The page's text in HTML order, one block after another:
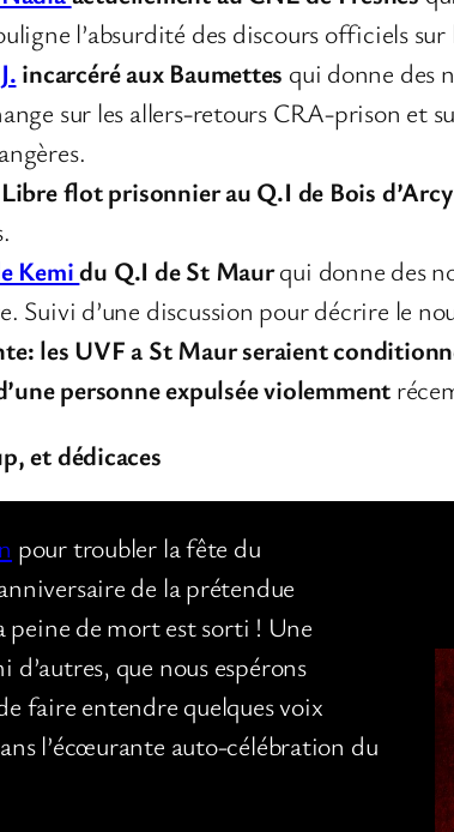
l’absurdité des discours officiels
incarcéré aux Baumettes qui donne des
sur les allers-retours CRA-prison et
flot prisonnier au Q.I de Bois d’Arcy
Kemidu Q.I de St Maurqui donne des
Suivi d’une discussion pour décrire le
les UVF a St Maur seraient
personne expulsée violemment
et dédicaces
pour troubler la fête du
de la prétendue
peine de mort est sorti ! Une
d’autres, que nous espérons
faire entendre quelques voix
l’écœurante auto-célébration du